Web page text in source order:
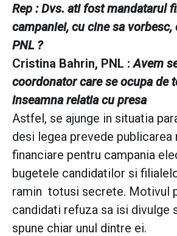
Rep : Dvs. ati fost mandatarul
campaniei, cu cine sa
PNL ?
Cristina Bahrin, PNL :Avem
coordonator care se ocupa de
inseamna relatia cu presa
Astfel, se ajunge in situatia
desi legea prevede
financiare pentru campania
bugetele candidatilor si
ramin totusi secrete. Motivul
candidati refuza sa isi divulge
spune chiar unul dintre ei.